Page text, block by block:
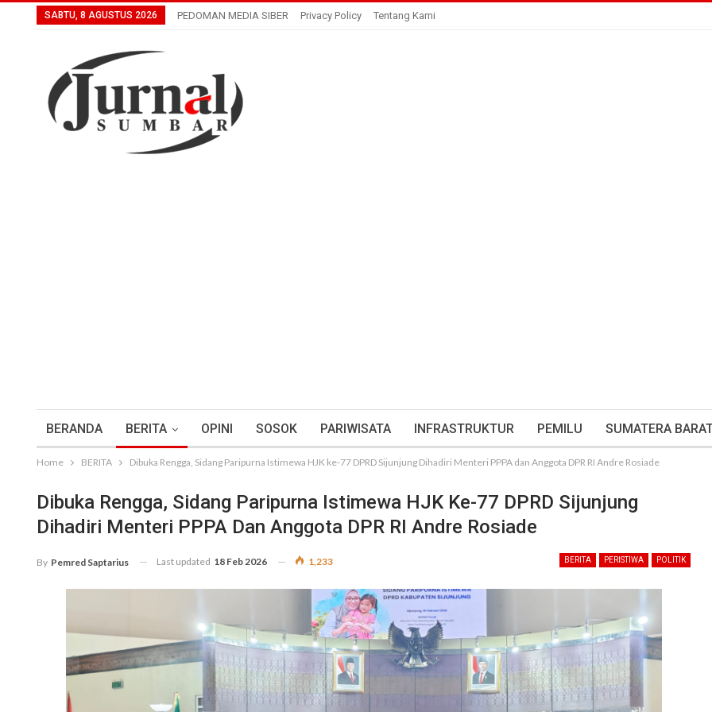
SABTU, 8 AGUSTUS 2026 PEDOMAN MEDIA SIBER Privacy Policy Tentang Kami
BERANDA BERITA OPINI SOSOK PARIWISATA INFRASTRUKTUR PEMILU SUMATERA
Home BERITA Dibuka Rengga, Sidang Paripurna Istimewa HJK ke-77 DPRD Sijunjung Dihadiri Menteri PPPA dan Anggota DPR RI Andre Rosiade
Dibuka Rengga, Sidang Paripurna Istimewa HJK Ke-77 DPRD Sijunjung
Dihadiri Menteri PPPA Dan Anggota DPR RI Andre Rosiade
BERITA PERISTIWA POLITIK
By Pemred Saptarius Last updated 18 Feb 2026 1,233